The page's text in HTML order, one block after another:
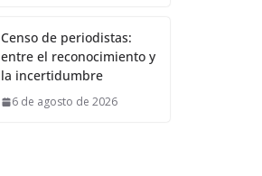
Censo de periodistas:
entre el reconocimiento y
la incertidumbre
6 de agosto de 2026